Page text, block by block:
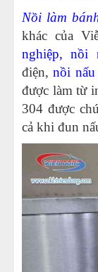
Nồi làm
khác của
nghiệp,nồi
điện,nồi nấu
được làm từ
304 được
cả khi đun